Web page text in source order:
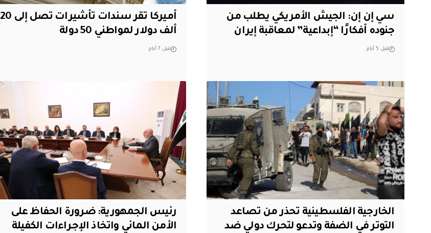
سي إن إن: الجيش الأمريكي يطلب من
جنوده أفكارًا “إبداعية” لمعاقبة إيران
قبل 5 أيام
أميركا تقر سندات تأشيرات تصل إلى 20
ألف دولار لمواطني 50 دولة
قبل 7 أيام
الخارجية الفلسطينية تحذر من تصاعد
التوتر في الضفة وتدعو لتحرك دولي ضد
رئيس الجمهورية: ضرورة الحفاظ على
الأمن المائي واتخاذ الإجراءات الكفيلة